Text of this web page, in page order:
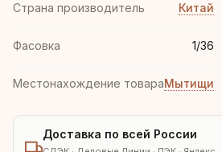
Страна производитель Китай
Фасовка 1/36
Местонахождение товараМытищи
Доставка по всей России